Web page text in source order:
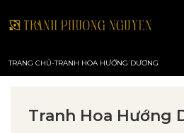
TRANG CHỦ-TRANH HOA HƯỚNG DƯƠNG
Tranh Hoa Hướng